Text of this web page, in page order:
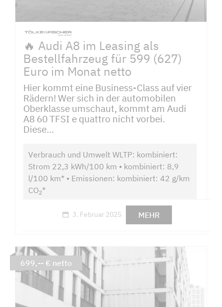
🔥 Audi A8 im Leasing als
Bestellfahrzeug für 599 (627)
Euro im Monat netto
Hier kommt eine Business-Class auf vier
Rädern! Wer sich in der automobilen
Oberklasse umschaut, kommt am Audi
A8 60 TFSI e quattro nicht vorbei.
Diese...
Verbrauch und Umwelt WLTP: kombiniert:
Strom 22,3 kWh/100 km • kombiniert: 8,9
l/100 km* • Emissionen: kombiniert: 42 g/km
CO2*
3. Februar 2025 MEHR
699,-- € netto